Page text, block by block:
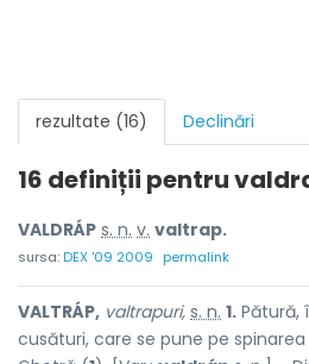
rezultate (16) Declinări
16 definiții pentru
VALDRÁP s. n. v. valtrap.
sursa:DEX '09 2009 permalink
VALTRÁP, valtrapuri, s. n. 1. Pătură,
cusături, care se pune pe